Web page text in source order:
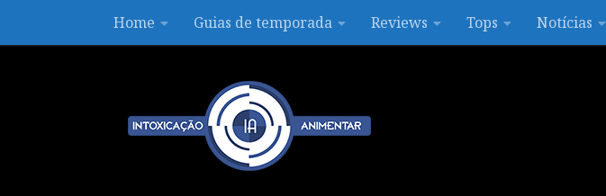
Skip to contentHome Guias de temporada Reviews Tops Notícias